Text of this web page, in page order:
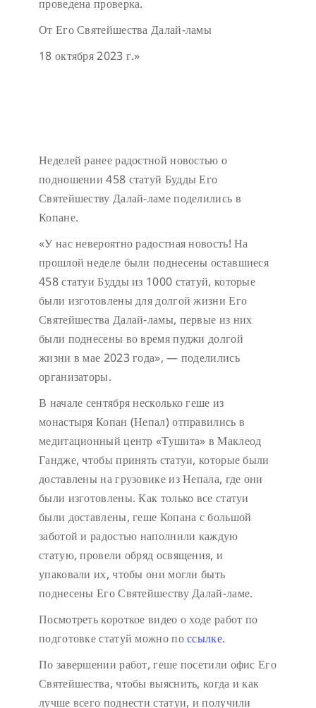
проведена проверка.
От Его Святейшества Далай-ламы
18 октября 2023 г.»
Неделей ранее радостной новостью о
подношении 458 статуй Будды Его
Святейшеству Далай-ламе поделились в
Копане.
«У нас невероятно радостная новость! На
прошлой неделе были поднесены оставшиеся
458 статуи Будды из 1000 статуй, которые
были изготовлены для долгой жизни Его
Святейшества Далай-ламы, первые из них
были поднесены во время пуджи долгой
жизни в мае 2023 года», — поделились
организаторы.
В начале сентября несколько геше из
монастыря Копан (Непал) отправились в
медитационный центр «Тушита» в Маклеод
Гандже, чтобы принять статуи, которые были
доставлены на грузовике из Непала, где они
были изготовлены. Как только все статуи
были доставлены, геше Копана с большой
заботой и радостью наполнили каждую
статую, провели обряд освящения, и
упаковали их, чтобы они могли быть
поднесены Его Святейшеству Далай-ламе.
Посмотреть короткое видео о ходе работ по
подготовке статуй можно поссылке.
По завершении работ, геше посетили офис Его
Святейшества, чтобы выяснить, когда и как
лучше всего поднести статуи, и получили